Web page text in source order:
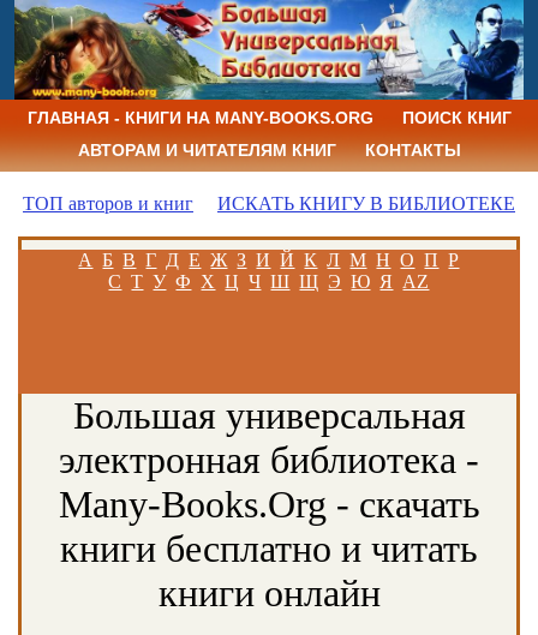
ГЛАВНАЯ - КНИГИ НА MANY-BOOKS.ORG
ПОИСК КНИГ
АВТОРАМ И ЧИТАТЕЛЯМ КНИГ
КОНТАКТЫ
ТОП авторов и книг ИСКАТЬ КНИГУ В БИБЛИОТЕКЕ
А Б В Г Д Е Ж З И Й К Л М Н О П Р
С Т У Ф Х Ц Ч Ш Щ Э Ю Я AZ
Большая универсальная
электронная библиотека -
Many-Books.Org - скачать
книги бесплатно и читать
книги онлайн